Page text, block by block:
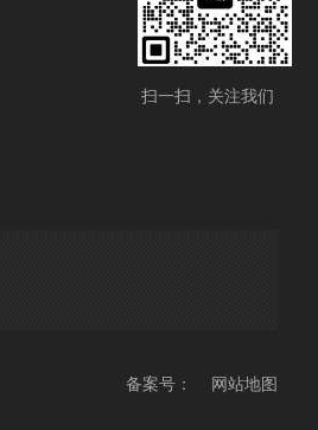
扫一扫，关注我们
备案号： 网站地图